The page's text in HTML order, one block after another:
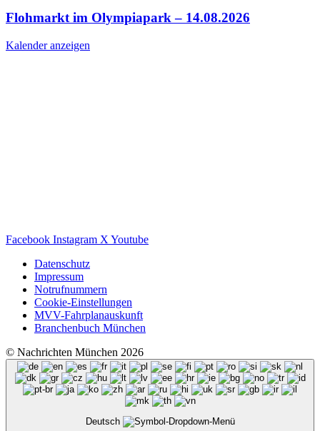
Flohmarkt im Olympiapark – 14.08.2026
Kalender anzeigen
Facebook Instagram X Youtube
Datenschutz
Impressum
Notrufnummern
Cookie-Einstellungen
MVV-Fahrplanauskunft
Branchenbuch München
© Nachrichten München 2026
Deutsch